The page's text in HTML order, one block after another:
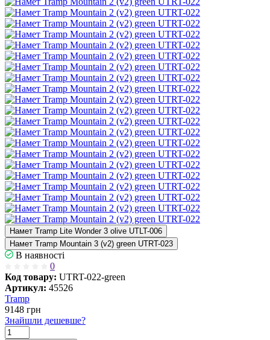
Намет Tramp Lite Wonder 3 olive UTLT-006
Намет Tramp Mountain 3 (v2) green UTRT-023
В наявності
0
Код товару: UTRT-022-green
Артикул: 45526
Tramp
9148 грн
Знайшли дешевше?